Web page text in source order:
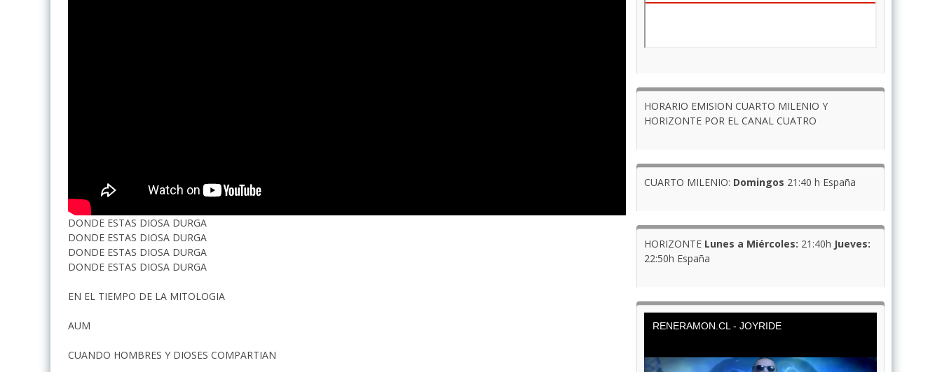
DONDE ESTAS DIOSA DURGA
DONDE ESTAS DIOSA DURGA
DONDE ESTAS DIOSA DURGA
DONDE ESTAS DIOSA DURGA
EN EL TIEMPO DE LA MITOLOGIA
AUM
CUANDO HOMBRES Y DIOSES COMPARTIAN
HORARIO EMISION CUARTO MILENIO Y
HORIZONTE POR EL CANAL CUATRO
CUARTO MILENIO: Domingos 21:40 h España
HORIZONTE Lunes a Miércoles: 21:40h Jueves:
22:50h España